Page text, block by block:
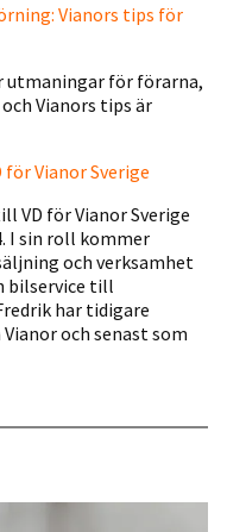
Vianors tips för
utmaningar för förarna,
Vianors tips är
Vianor Sverige
VD för Vianor Sverige
I sin roll kommer
och verksamhet
bilservice till
har tidigare
och senast som